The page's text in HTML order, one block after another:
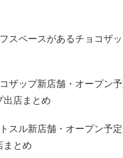
スペースがあるチョコザ
ザップ新店舗・オープン
出店まとめ
スル新店舗・オープン予
まとめ